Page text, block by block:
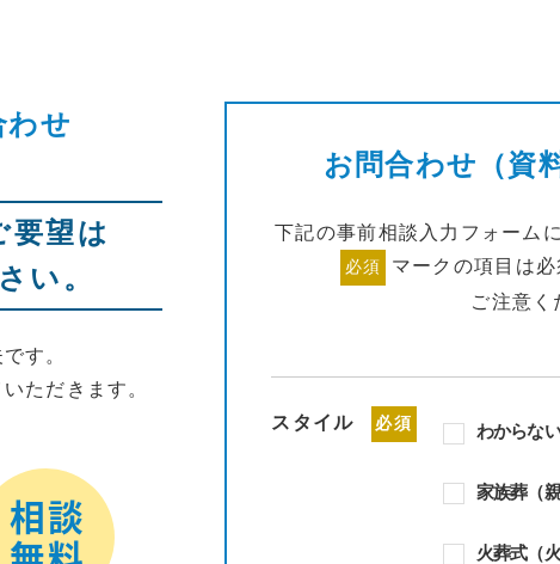
わせ
要望は
い。
す。
ただきます。
お問合わせ（資
下記の事前相談入力フォーム
必須
マークの項目は必
ご注意く
スタイル 必須 わからない
家族葬（
火葬式（